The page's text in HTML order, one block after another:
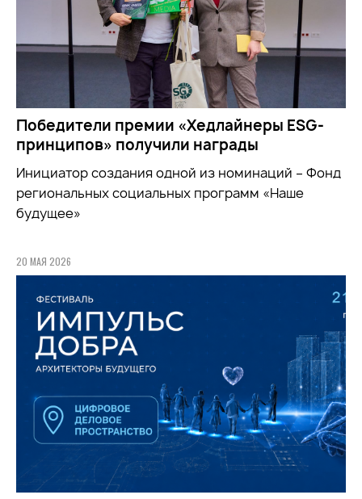
Победители премии «Хедлайнеры ESG-
принципов» получили награды
Инициатор создания одной из номинаций – Фонд
региональных социальных программ «Наше
будущее»
20 МАЯ 2026